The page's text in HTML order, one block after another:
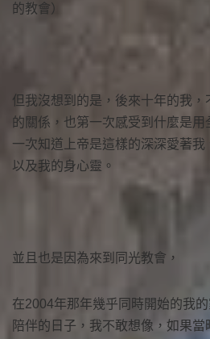
的教會）
但我沒想到的是，後來十年的我
的關係，也第一次感受到什麼是
一次知道上帝是這樣的深深愛著
以及我的身心靈。
並且也是因為來到同光教會，
在2004年那年幾乎同時開始的我
陪伴的日子，我不敢想像，如果當